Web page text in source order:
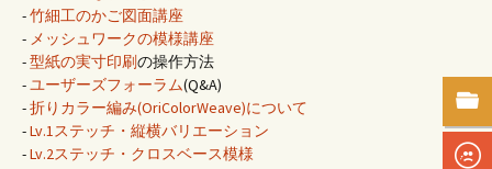
-竹細工のかご図面講座
- メッシュワークの模様講座
-型紙の実寸印刷の操作方法
-ユーザーズフォーラム(Q&A)
-折りカラー編み(OriColorWeave)について
-Lv.1ステッチ・縦横バリエーション
-Lv.2ステッチ・クロスベース模様